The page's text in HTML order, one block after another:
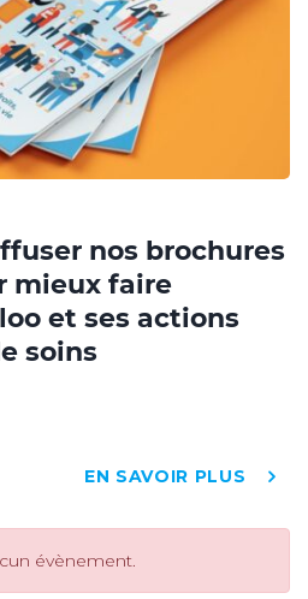
nos brochures
mieux faire
et ses actions
soins
EN SAVOIR PLUS
évènement.